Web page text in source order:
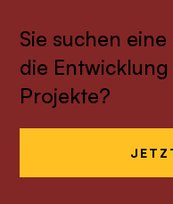
Sie suchen
die
Projekte?